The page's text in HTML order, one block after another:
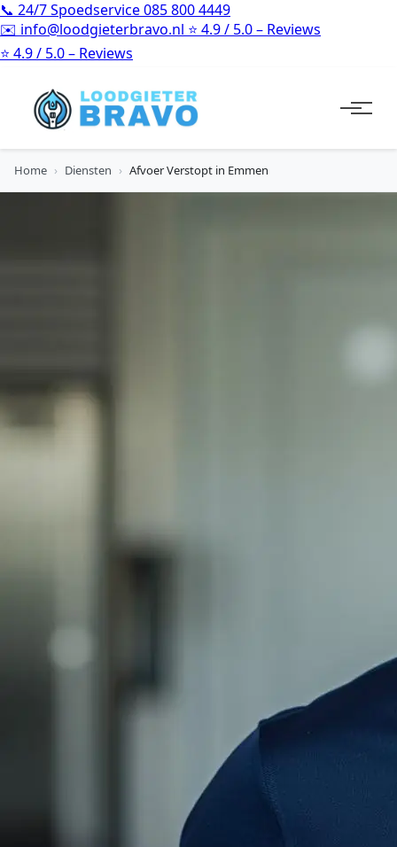
📞 24/7 Spoedservice085 800 4449
✉️ info@loodgieterbravo.nl ⭐ 4.9 / 5.0 – Reviews
⭐ 4.9 / 5.0 – Reviews
Home › Diensten › Afvoer Verstopt in Emmen